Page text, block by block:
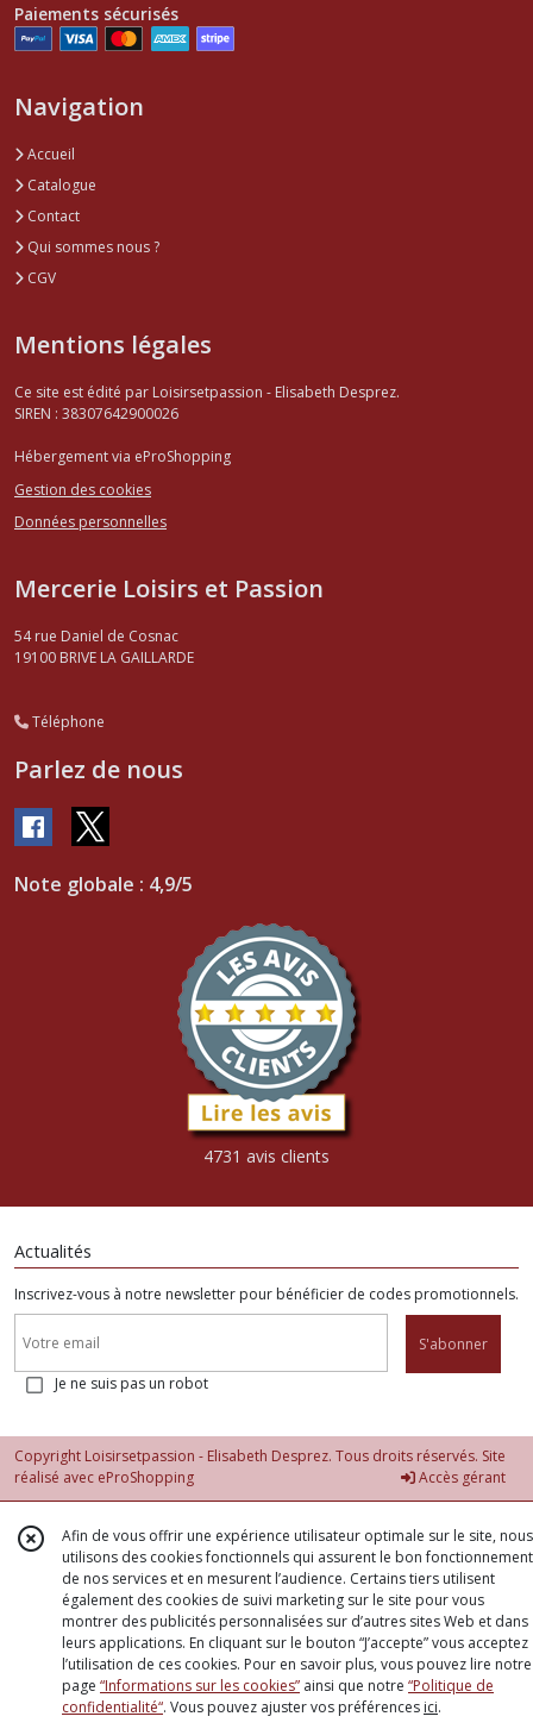
Paiements sécurisés
Navigation
Accueil
Catalogue
Contact
Qui sommes nous ?
CGV
Mentions légales
Ce site est édité par Loisirsetpassion - Elisabeth Desprez.
SIREN : 38307642900026
Hébergement via eProShopping
Gestion des cookies
Données personnelles
Mercerie Loisirs et Passion
54 rue Daniel de Cosnac
19100 BRIVE LA GAILLARDE
Téléphone
Parlez de nous
Note globale : 4,9/5
4731 avis clients
Actualités
Inscrivez-vous à notre newsletter pour bénéficier de codes promotionnels.
S'abonner
Je ne suis pas un robot
Copyright Loisirsetpassion - Elisabeth Desprez. Tous droits réservés. Site
réalisé avec eProShopping Accès gérant
Afin de vous offrir une expérience utilisateur optimale sur le site, nous
utilisons des cookies fonctionnels qui assurent le bon fonctionnement
de nos services et en mesurent l’audience. Certains tiers utilisent
également des cookies de suivi marketing sur le site pour vous
montrer des publicités personnalisées sur d’autres sites Web et dans
leurs applications. En cliquant sur le bouton “J’accepte” vous acceptez
l’utilisation de ces cookies. Pour en savoir plus, vous pouvez lire notre
page “Informations sur les cookies” ainsi que notre “Politique de
confidentialité“. Vous pouvez ajuster vos préférences ici.